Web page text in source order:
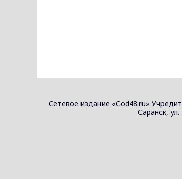
Сетевое издание «Cod48.ru»
Саранск,